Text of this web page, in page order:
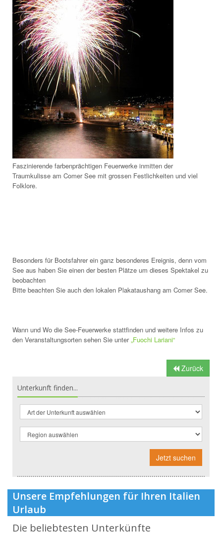
Faszinierende farbenprächtigen Feuerwerke inmitten der
Traumkulisse am Comer See mit grossen Festlichkeiten und viel
Folklore.
Besonders für Bootsfahrer ein ganz besonderes Ereignis, denn vom
See aus haben Sie einen der besten Plätze um dieses Spektakel zu
beobachten
Bitte beachten Sie auch den lokalen Plakataushang am Comer See.
Wann und Wo die See-Feuerwerke stattfinden und weitere Infos zu
den Veranstaltungsorten sehen Sie unter„Fuochi Lariani“
Zurück
Unterkunft finden...
Jetzt suchen
Unsere Empfehlungen für Ihren Italien
Urlaub
Die beliebtesten Unterkünfte